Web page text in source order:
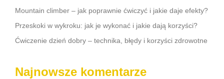
Mountain climber – jak poprawnie ćwiczyć i jakie daje efekty?
Przeskoki w wykroku: jak je wykonać i jakie dają korzyści?
Ćwiczenie dzień dobry – technika, błędy i korzyści zdrowotne
Najnowsze komentarze